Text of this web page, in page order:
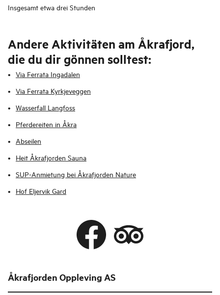
Insgesamt etwa drei Stunden
Andere Aktivitäten am Åkrafjord,
die du dir gönnen solltest:
Via Ferrata Ingadalen
Via Ferrata Kyrkjeveggen
Wasserfall Langfoss
Pferdereiten in Åkra
Abseilen
Heit Åkrafjorden Sauna
SUP-Anmietung bei Åkrafjorden Nature
Hof Eljervik Gard
Åkrafjorden Oppleving AS